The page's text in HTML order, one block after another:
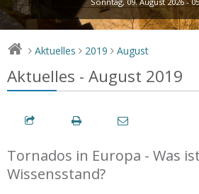
> Aktuelles > 2019 > August
Aktuelles - August 2019
Tornados in Europa - Was
Wissensstand?